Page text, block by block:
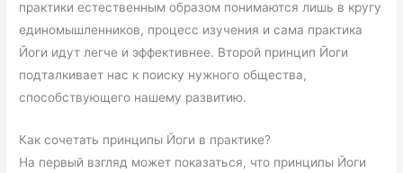
практики естественным образом понимаются лишь в кругу
единомышленников, процесс изучения и сама практика
Йоги идут легче и эффективнее. Второй принцип Йоги
подталкивает нас к поиску нужного общества,
способствующего нашему развитию.
Как сочетать принципы Йоги в практике?
На первый взгляд может показаться, что принципы Йоги